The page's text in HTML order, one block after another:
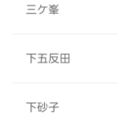
三ケ峯
下五反田
下砂子